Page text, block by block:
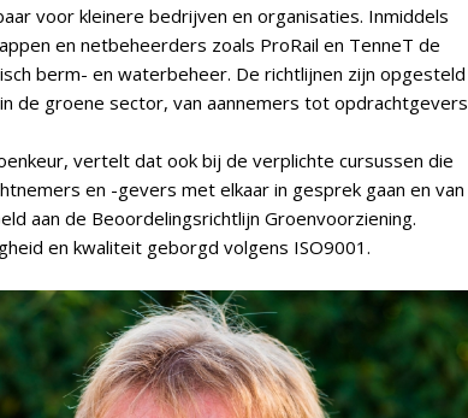
voor kleinere bedrijven en organisaties. Inmiddels
en netbeheerders zoals ProRail en TenneT de
berm- en waterbeheer. De richtlijnen zijn opgesteld
de groene sector, van aannemers tot opdrachtgevers
vertelt dat ook bij de verplichte cursussen die
en -gevers met elkaar in gesprek gaan en van
aan de Beoordelingsrichtlijn Groenvoorziening.
en kwaliteit geborgd volgens ISO9001.